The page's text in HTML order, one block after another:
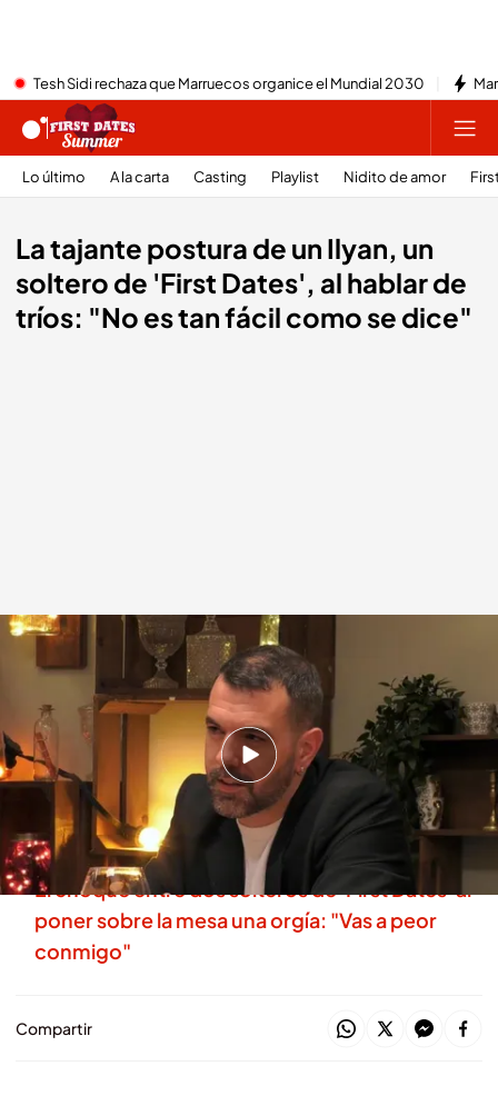
Tesh Sidi rechaza que Marruecos organice el Mundial 2030
Lo último A la carta Casting Playlist Nidito de amor
La tajante postura de un Ilyan, un
soltero de 'First Dates', al hablar de
tríos: "No es tan fácil como se dice"
Un soltero, claro con su cita al hablar de tríos
First Dates
Madrid, 10 SEP 2025 - 23:20h.
Ilyan le ha trasladado a Ágata que su
personalidad es "morbosa": ¿Conseguirá
conquistarla?
El choque entre dos solteros de 'First Dates' al
poner sobre la mesa una orgía: "Vas a peor
conmigo"
Compartir